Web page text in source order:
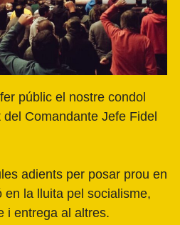
públic el nostre condol
Comandante Jefe Fidel
adients per posar prou en
la lluita pel socialisme,
i entrega al altres.